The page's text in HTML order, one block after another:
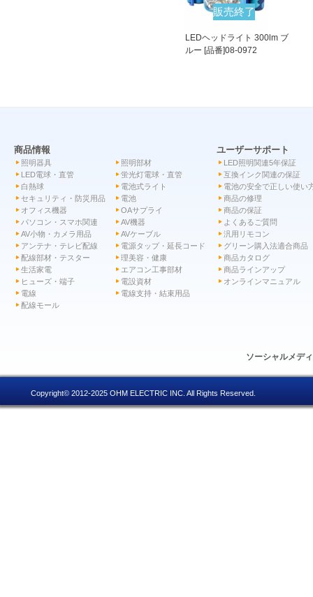
販売終了
LEDヘッドライト 300lm ブ
ルー [品番]08-0972
商品情報
照明器具
照明部材
LED電球・直管
蛍光灯電球・直管
白熱球
電池式ライト
セキュリティ・防災用品
電池
オフィス機器
OAサプライ
パソコン・スマホ関連
AV機器
AV小物・カメラ用品
AVケーブル
アンテナ・テレビ配線
電源タップ・延長コード
配線部材・テスター
理美容・健康
生活家電
エアコン工事部材
ヒューズ・端子
電設資材
電線
電線支持・結束用品
配線モール
ユーザーサポート
LED照明関連5年保証
互換インク関連の保証
電池の安全で正しい使い
商品の修理
商品の保証
よくあるご質問
汎用リモコン
グリーン購入法適合商品
商品カタログ
商品ラインアップ
オンラインマニュアル
ソーシャルメデ
Copyright© 2012-2025 OHM ELECTRIC INC. All Rights Reserved.